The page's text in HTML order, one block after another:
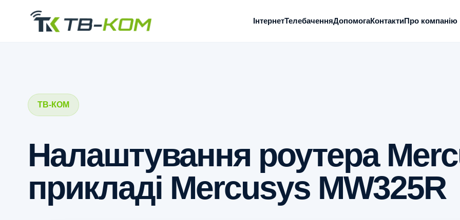
ІнтернетТелебаченняДопомогаКонтактиПро компанію
ТВ-КОМ
Налаштування роутера
прикладі Mercusys MW325R